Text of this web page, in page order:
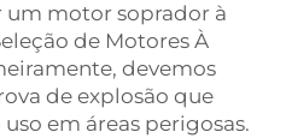
um motor soprador à
de Motores À
devemos
de explosão que
em áreas perigosas.